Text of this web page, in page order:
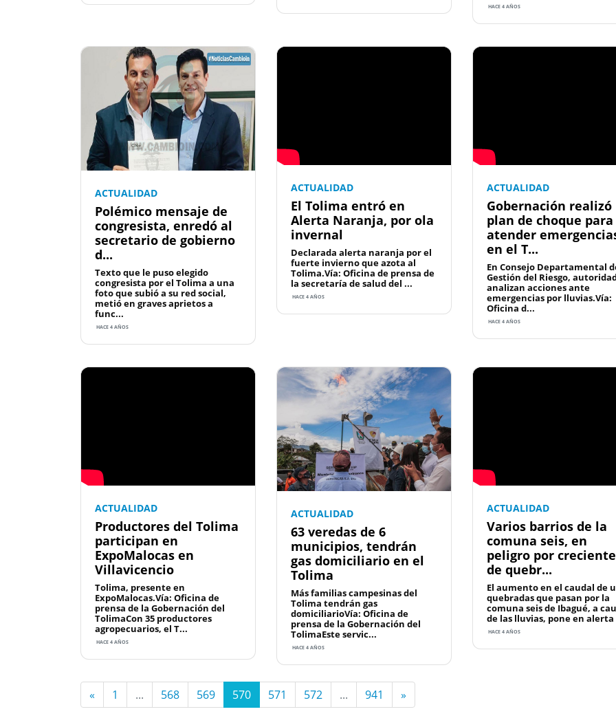
HACE 4 AÑOS
ACTUALIDAD
Polémico mensaje de
congresista, enredó al
secretario de gobierno
d...
Texto que le puso elegido
congresista por el Tolima a una
foto que subió a su red social,
metió en graves aprietos a
func...
HACE 4 AÑOS
ACTUALIDAD
El Tolima entró en
Alerta Naranja, por ola
invernal
Declarada alerta naranja por el
fuerte invierno que azota al
Tolima.Vía: Oficina de prensa de
la secretaría de salud del ...
HACE 4 AÑOS
ACTUALIDAD
Gobernación realizó
plan de choque para
atender
en el T...
En Consejo Departamental
Gestión del Riesgo,
analizan acciones ante
emergencias por lluvias.Vía:
Oficina d...
HACE 4 AÑOS
ACTUALIDAD
Productores del Tolima
participan en
ExpoMalocas en
Villavicencio
Tolima, presente en
ExpoMalocas.Vía: Oficina de
prensa de la Gobernación del
TolimaCon 35 productores
agropecuarios, el T...
HACE 4 AÑOS
ACTUALIDAD
63 veredas de 6
municipios, tendrán
gas domiciliario en el
Tolima
Más familias campesinas del
Tolima tendrán gas
domiciliarioVía: Oficina de
prensa de la Gobernación del
TolimaEste servic...
HACE 4 AÑOS
ACTUALIDAD
Varios barrios de la
comuna seis, en
peligro por creciente
de quebr...
El aumento en el caudal de
quebradas que pasan por la
comuna seis de Ibagué, a
de las lluvias, pone en alerta
HACE 4 AÑOS
« 1 ... 568 569 570 571 572 ... 941 »